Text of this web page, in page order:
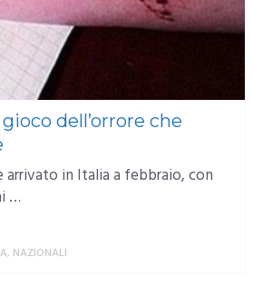
dell’orrore che
arrivato in Italia a febbraio, con
…
, NAZIONALI